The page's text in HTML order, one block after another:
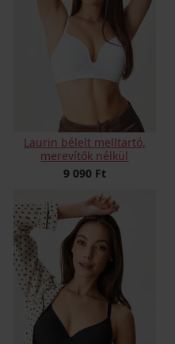
Laurin bélelt melltartó,
merevítők nélkül
9 090 Ft